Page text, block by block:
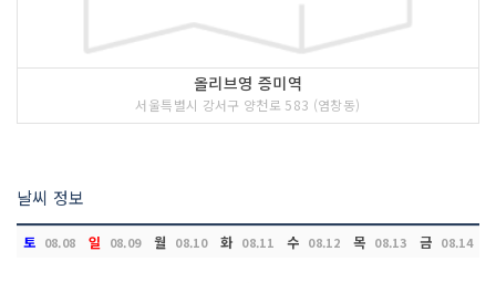
올리브영 증미역
서울특별시 강서구 양천로 583 (염창동)
날씨 정보
토 08.08 일 08.09 월 08.10 화 08.11 수 08.12 목 08.13 금 08.14